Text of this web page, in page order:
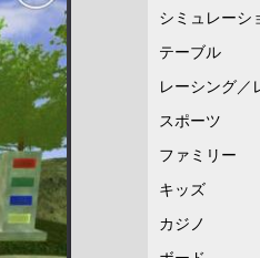
シミュレーシ
テーブル
レーシング／
スポーツ
ファミリー
キッズ
カジノ